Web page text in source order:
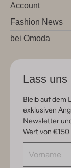
Account
Fashion News
bei Omoda
Lass uns
Bleib auf dem
exklusiven
Newsletter
Wert von €150.